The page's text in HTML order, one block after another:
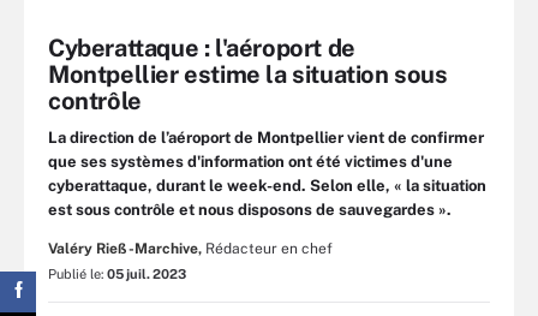
Cyberattaque : l'aéroport de
Montpellier estime la situation sous
contrôle
La direction de l’aéroport de Montpellier vient de confirmer
que ses systèmes d'information ont été victimes d'une
cyberattaque, durant le week-end. Selon elle, « la situation
est sous contrôle et nous disposons de sauvegardes ».
Valéry Rieß-Marchive, Rédacteur en chef
Publié le: 05 juil. 2023